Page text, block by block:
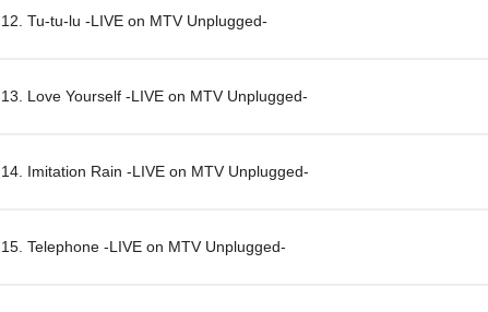
12. Tu-tu-lu -LIVE on MTV Unplugged-
13. Love Yourself -LIVE on MTV Unplugged-
14. Imitation Rain -LIVE on MTV Unplugged-
15. Telephone -LIVE on MTV Unplugged-